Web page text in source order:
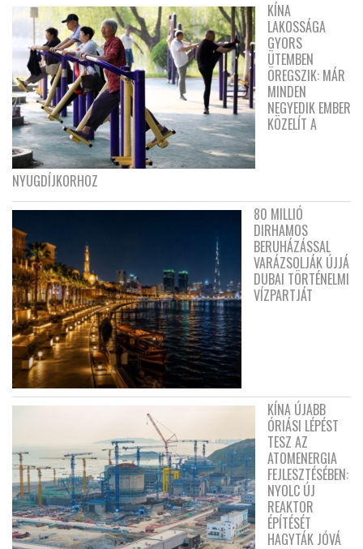
KÍNA
LAKOSSÁGA
GYORS
ÜTEMBEN
ÖREGSZIK: MÁR
MINDEN
NEGYEDIK EMBER
KÖZELÍT A
NYUGDÍJKORHOZ
80 MILLIÓ
DIRHAMOS
BERUHÁZÁSSAL
VARÁZSOLJÁK ÚJJÁ
DUBAI TÖRTÉNELMI
VÍZPARTJÁT
KÍNA ÚJABB
ÓRIÁSI LÉPÉST
TESZ AZ
ATOMENERGIA
FEJLESZTÉSÉBEN:
NYOLC ÚJ
REAKTOR
ÉPÍTÉSÉT
HAGYTÁK JÓVÁ